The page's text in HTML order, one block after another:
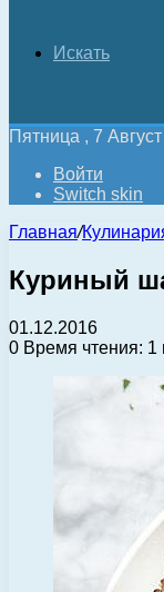
Искать
Пятница , 7
Войти
Switch skin
Главная/
Куриный
01.12.2016
0 Время чтения: 1